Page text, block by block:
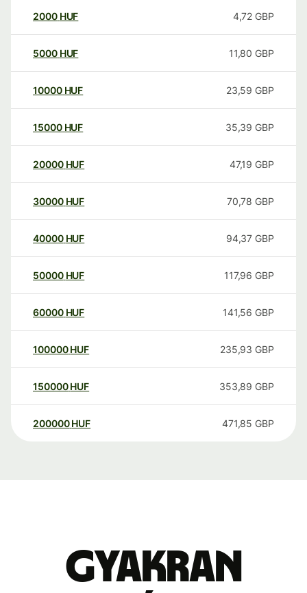
2000 HUF 4,72 GBP
5000 HUF 11,80 GBP
10000 HUF 23,59 GBP
15000 HUF 35,39 GBP
20000 HUF 47,19 GBP
30000 HUF 70,78 GBP
40000 HUF 94,37 GBP
50000 HUF 117,96 GBP
60000 HUF 141,56 GBP
100000 HUF 235,93 GBP
150000 HUF 353,89 GBP
200000 HUF 471,85 GBP
Gyakran